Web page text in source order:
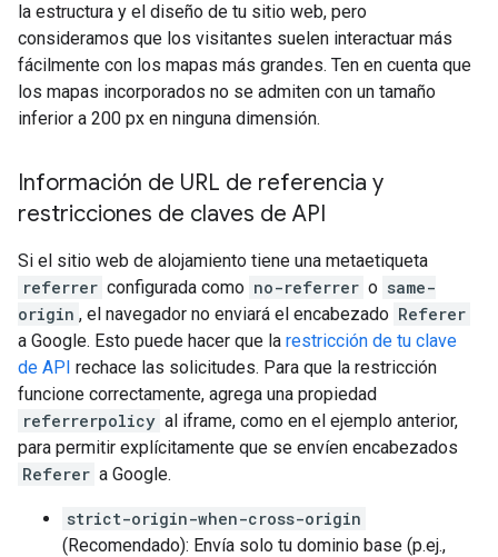
la estructura y el diseño de tu sitio web, pero
consideramos que los visitantes suelen interactuar más
fácilmente con los mapas más grandes. Ten en cuenta que
los mapas incorporados no se admiten con un tamaño
inferior a 200 px en ninguna dimensión.
Información de URL de referencia y
restricciones de claves de API
Si el sitio web de alojamiento tiene una metaetiqueta
referrer configurada como no-referrer o same-
origin , el navegador no enviará el encabezado Referer
a Google. Esto puede hacer que la restricción de tu clave
de API rechace las solicitudes. Para que la restricción
funcione correctamente, agrega una propiedad
referrerpolicy al iframe, como en el ejemplo anterior,
para permitir explícitamente que se envíen encabezados
Referer a Google.
strict-origin-when-cross-origin
(Recomendado): Envía solo tu dominio base (p.ej.,